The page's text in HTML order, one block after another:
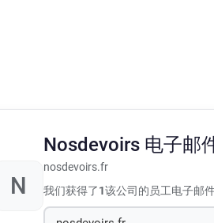
N
Nosdevoirs 电子邮
nosdevoirs.fr
我们获得了1该公司的员工电子邮件